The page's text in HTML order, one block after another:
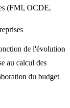
(FMI, OCDE,
de l'évolution
au calcul des
du budget